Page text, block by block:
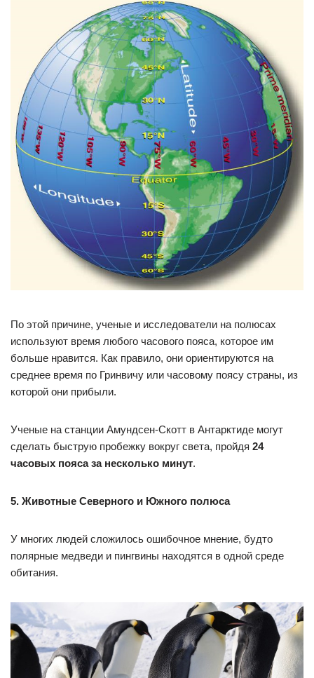
По этой причине, ученые и исследователи на полюсах
используют время любого часового пояса, которое им
больше нравится. Как правило, они ориентируются на
среднее время по Гринвичу или часовому поясу страны, из
которой они прибыли.
Ученые на станции Амундсен-Скотт в Антарктиде могут
сделать быструю пробежку вокруг света, пройдя 24
часовых пояса за несколько минут.
5. Животные Северного и Южного полюса
У многих людей сложилось ошибочное мнение, будто
полярные медведи и пингвины находятся в одной среде
обитания.